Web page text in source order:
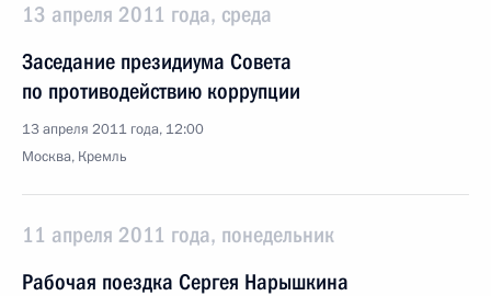
13 апреля 2011 года, среда
Заседание президиума Совета
по противодействию коррупции
13 апреля 2011 года, 12:00
Москва, Кремль
11 апреля 2011 года, понедельник
Рабочая поездка Сергея Нарышкина